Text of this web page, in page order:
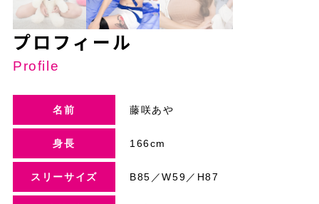
プロフィール
Profile
名前 藤咲あや
身長 166cm
スリーサイズ B85／W59／H87